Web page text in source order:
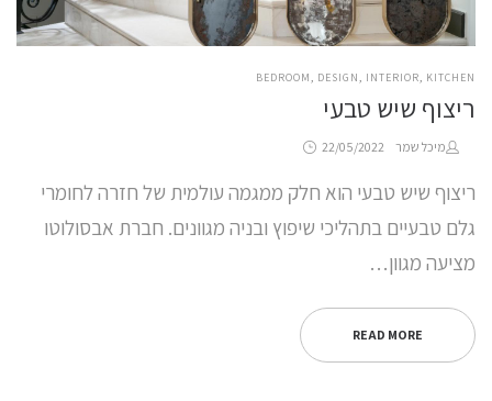
POSTED
BEDROOM DESIGN INTERIOR KITCHEN
ריצוף שיש טבעי
by
מיכל שמר
Posted 22/05/2022
ריצוף שיש טבעי הוא חלק ממגמה עולמית של חזרה לחומרי
גלם טבעיים בתהליכי שיפוץ ובניה מגוונים. חברת אבסולוטו
מציעה מגוון…
READ MORE